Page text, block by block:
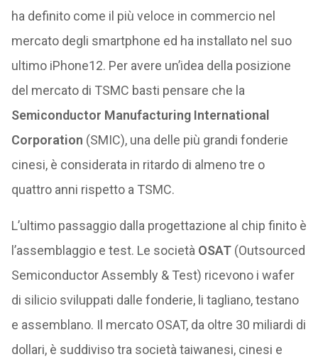
ha definito come il più veloce in commercio nel
mercato degli smartphone ed ha installato nel suo
ultimo iPhone12. Per avere un’idea della posizione
del mercato di TSMC basti pensare che la
Semiconductor Manufacturing International
Corporation (SMIC), una delle più grandi fonderie
cinesi, è considerata in ritardo di almeno tre o
quattro anni rispetto a TSMC.
L’ultimo passaggio dalla progettazione al chip finito è
l’assemblaggio e test. Le società OSAT(Outsourced
Semiconductor Assembly & Test) ricevono i wafer
di silicio sviluppati dalle fonderie, li tagliano, testano
e assemblano. Il mercato OSAT, da oltre 30 miliardi di
dollari, è suddiviso tra società taiwanesi, cinesi e